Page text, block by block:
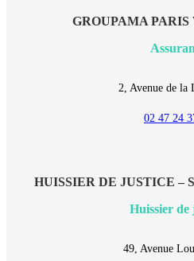
GROUPAMA
2, Avenue de la
02 47 24
HUISSIER DE JUSTICE –
Huissier de
49, Avenue